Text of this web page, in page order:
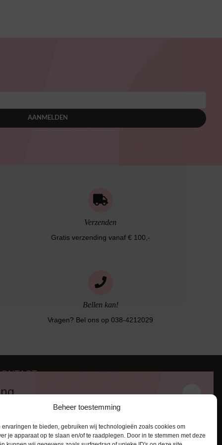
Beheer toestemming
ervaringen te bieden, gebruiken wij technologieën zoals cookies om
je apparaat op te slaan en/of te raadplegen. Door in te stemmen met deze
AANMELDEN
Verzenden
Gratis verzending vanaf € 100,-
Bellen kan!
Vragen? Bel ons op 038-4212029
RL Zwolle
info@lingerie-badmode.nl
een kortingscode van